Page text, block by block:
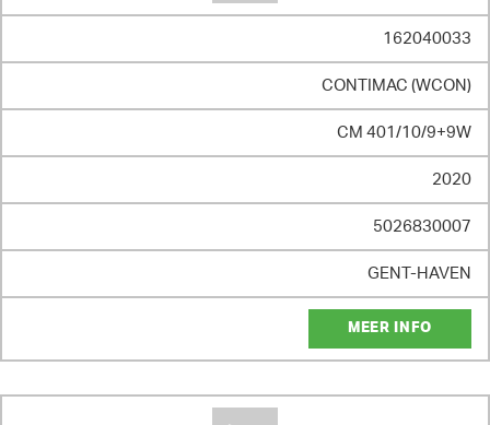
162040033
CONTIMAC (WCON)
CM 401/10/9+9W
2020
5026830007
GENT-HAVEN
MEER INFO